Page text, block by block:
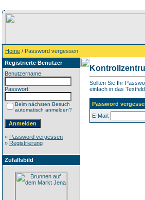
Home / Password vergessen
Registrierte Benutzer
Benutzername:
Passwort:
Beim nächsten Besuch
automatisch anmelden?
» Password vergessen
» Registrierung
Zufallsbild
Sollten Sie Ihr
einfach in das
Password
E-Mail: